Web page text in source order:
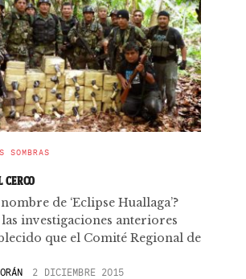
SOMBRAS
CERCO
de ‘Eclipse Huallaga’?
las investigaciones anteriores
que el Comité Regional de
2 DICIEMBRE 2015